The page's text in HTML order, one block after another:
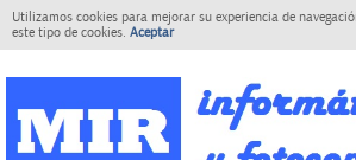
Utilizamos cookies para mejorar su experiencia de
este tipo de cookies. Aceptar